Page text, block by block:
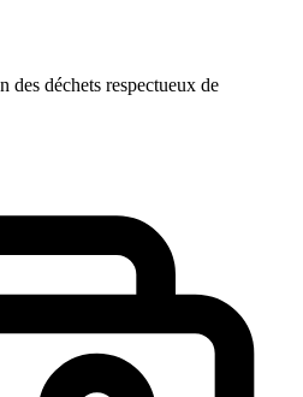
des déchets respectueux de